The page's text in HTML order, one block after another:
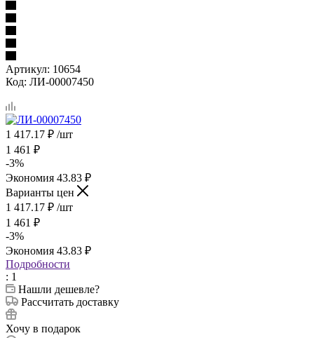
Артикул: 10654
Код: ЛИ-00007450
1 417.17 ₽ /шт
1 461 ₽
-3%
Экономия 43.83 ₽
Варианты цен
1 417.17 ₽ /шт
1 461 ₽
-3%
Экономия 43.83 ₽
Подробности
: 1
Нашли дешевле?
Рассчитать доставку
Хочу в подарок